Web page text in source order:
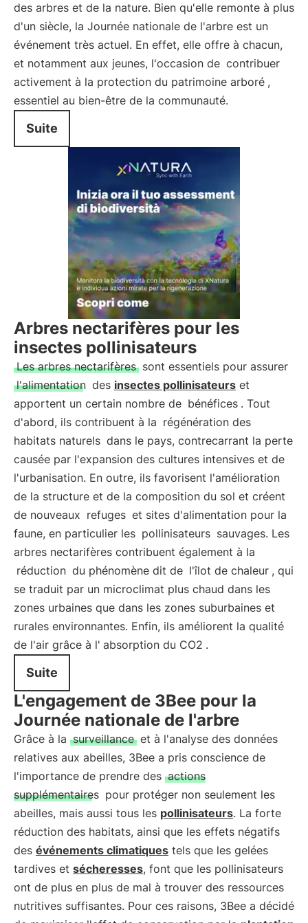
des arbres et de la nature. Bien qu'elle remonte à plus
d'un siècle, la Journée nationale de l'arbre est un
événement très actuel. En effet, elle offre à chacun,
et notamment aux jeunes, l'occasion de contribuer
activement à la protection du patrimoine arboré ,
essentiel au bien-être de la communauté.
Suite
Arbres nectarifères pour les
insectes pollinisateurs
Les arbres nectarifères sont essentiels pour assurer
l'alimentation des insectes pollinisateurs et
apportent un certain nombre de bénéfices . Tout
d'abord, ils contribuent à la régénération des
habitats naturels dans le pays, contrecarrant la perte
causée par l'expansion des cultures intensives et de
l'urbanisation. En outre, ils favorisent l'amélioration
de la structure et de la composition du sol et créent
de nouveaux refuges et sites d'alimentation pour la
faune, en particulier les pollinisateurs sauvages. Les
arbres nectarifères contribuent également à la
réduction du phénomène dit de l'îlot de chaleur , qui
se traduit par un microclimat plus chaud dans les
zones urbaines que dans les zones suburbaines et
rurales environnantes. Enfin, ils améliorent la qualité
de l'air grâce à l' absorption du CO2 .
Suite
L'engagement de 3Bee pour la
Journée nationale de l'arbre
Grâce à la surveillance et à l'analyse des données
relatives aux abeilles, 3Bee a pris conscience de
l'importance de prendre des actions
supplémentaires pour protéger non seulement les
abeilles, mais aussi tous les pollinisateurs. La forte
réduction des habitats, ainsi que les effets négatifs
des événements climatiques tels que les gelées
tardives et sécheresses, font que les pollinisateurs
ont de plus en plus de mal à trouver des ressources
nutritives suffisantes. Pour ces raisons, 3Bee a décidé